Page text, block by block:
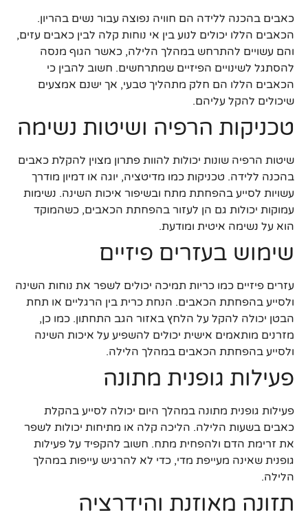
כאבים בהכנה ללידה הם חוויה נפוצה עבור נשים בהריון.
הכאבים הללו יכולים לנוע בין אי נוחות קלה לבין כאבים עזים,
והם עשויים להתרחש במהלך הלילה, כאשר הגוף מנסה
להסתגל לשינויים הפיזיים שמתרחשים. חשוב להבין כי
הכאבים הללו הם חלק מתהליך טבעי, אך ישנם אמצעים
שיכולים להקל עליהם.
טכניקות הרפיה ושיטות נשימה
שיטות הרפיה שונות יכולות להוות פתרון מצוין להקלת כאבים
בהכנה ללידה. טכניקות כמו מדיטציה, יוגה או דמיון מודרך
עשויות לסייע בהפחתת מתח ובשיפור איכות השינה. נשימות
עמוקות יכולות גם הן לעזור בהפחתת הכאבים, כשהמוקד
הוא על נשימה איטית ומודעת.
שימוש בעזרים פיזיים
עזרים פיזיים כמו כריות תמיכה יכולים לשפר את נוחות השינה
ולסייע בהפחתת הכאבים. הנחת כרית בין הרגליים או תחת
הבטן יכולה להקל על הלחץ באזור הגב התחתון. כמו כן,
מזרנים מותאמים אישית יכולים להשפיע על איכות השינה
ולסייע בהפחתת הכאבים במהלך הלילה.
פעילות גופנית מתונה
פעילות גופנית מתונה במהלך היום יכולה לסייע בהקלת
כאבים בשעות הלילה. הליכה קלה או מתיחות יכולות לשפר
את זרימת הדם ולהפחית מתח. חשוב להקפיד על פעילות
גופנית שאינה מעייפת מדי, כדי לא להרגיש עייפות במהלך
הלילה.
תזונה מאוזנת והידרציה